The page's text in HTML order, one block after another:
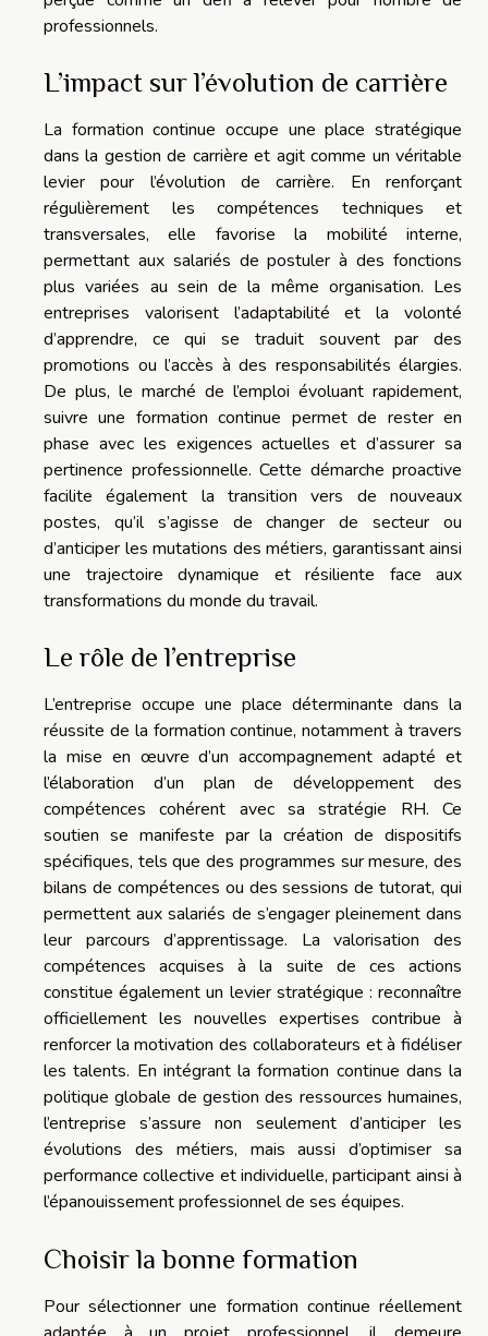
professionnels.
L’impact sur l’évolution de carrière
La formation continue occupe une place stratégique
dans la gestion de carrière et agit comme un véritable
levier pour l’évolution de carrière. En renforçant
régulièrement les compétences techniques et
transversales, elle favorise la mobilité interne,
permettant aux salariés de postuler à des fonctions
plus variées au sein de la même organisation. Les
entreprises valorisent l’adaptabilité et la volonté
d’apprendre, ce qui se traduit souvent par des
promotions ou l’accès à des responsabilités élargies.
De plus, le marché de l’emploi évoluant rapidement,
suivre une formation continue permet de rester en
phase avec les exigences actuelles et d’assurer sa
pertinence professionnelle. Cette démarche proactive
facilite également la transition vers de nouveaux
postes, qu’il s’agisse de changer de secteur ou
d’anticiper les mutations des métiers, garantissant ainsi
une trajectoire dynamique et résiliente face aux
transformations du monde du travail.
Le rôle de l’entreprise
L’entreprise occupe une place déterminante dans la
réussite de la formation continue, notamment à travers
la mise en œuvre d’un accompagnement adapté et
l’élaboration d’un plan de développement des
compétences cohérent avec sa stratégie RH. Ce
soutien se manifeste par la création de dispositifs
spécifiques, tels que des programmes sur mesure, des
bilans de compétences ou des sessions de tutorat, qui
permettent aux salariés de s’engager pleinement dans
leur parcours d’apprentissage. La valorisation des
compétences acquises à la suite de ces actions
constitue également un levier stratégique : reconnaître
officiellement les nouvelles expertises contribue à
renforcer la motivation des collaborateurs et à fidéliser
les talents. En intégrant la formation continue dans la
politique globale de gestion des ressources humaines,
l’entreprise s’assure non seulement d’anticiper les
évolutions des métiers, mais aussi d’optimiser sa
performance collective et individuelle, participant ainsi à
l’épanouissement professionnel de ses équipes.
Choisir la bonne formation
Pour sélectionner une formation continue réellement